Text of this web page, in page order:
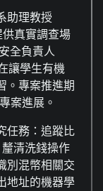
助理教授
真實調查場
全負責人
讓學生有機
。專案推進期
案進展。
任務：追蹤比
清洗錢操作
別混幣相關交
地址的機器學